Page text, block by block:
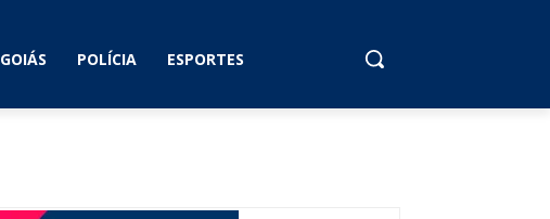
GOIÁS POLÍCIA ESPORTES